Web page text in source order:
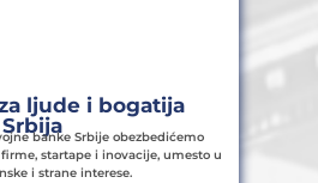
ljude i bogatija
Srbijabanke Srbije obezbedićemo
startape i inovacije, umesto u
i strane interese.